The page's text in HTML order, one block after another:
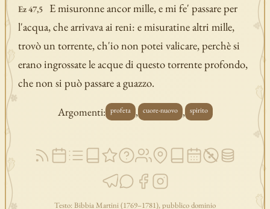
Ez 47,5
E misuronne ancor mille, e mi fe' passare per
l'acqua, che arrivava ai reni: e misuratine altri mille,
trovò un torrente, ch'io non potei valicare, perchè si
erano ingrossate le acque di questo torrente profondo,
che non si può passare a guazzo.
Argomenti: profeta , cuore-nuovo , spirito
Testo: Bibbia Martini (1769–1781), pubblico dominio